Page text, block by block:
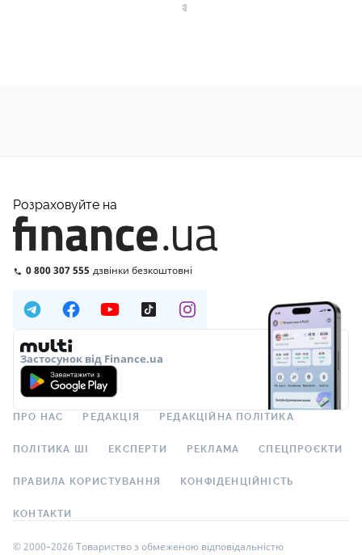
Розраховуйте на
0 800 307 555 дзвінки безкоштовні
Застосунок від Finance.ua
ПРО НАС РЕДАКЦІЯ РЕДАКЦІЙНА ПОЛІТИКА
ПОЛІТИКА ШІ ЕКСПЕРТИ РЕКЛАМА СПЕЦПРОЄКТИ
ПРАВИЛА КОРИСТУВАННЯ КОНФІДЕНЦІЙНІСТЬ
КОНТАКТИ
© 2000–2026 Товариство з обмеженою відповідальністю